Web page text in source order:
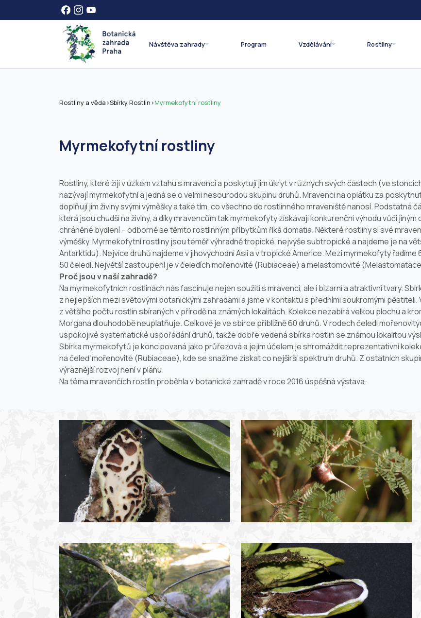
Návštěva zahrady Program Vzdělávání Rostliny
Rostliny a věda>Sbírky Rostlin>Myrmekofytní rostliny
Myrmekofytní rostliny
Rostliny, které žijí v úzkém vztahu s mravenci a poskytují jim úkryt v různých svých částech (ve
nazývají myrmekofytní a jedná se o velmi nesourodou skupinu druhů. Mravenci na oplátku za
doplňují jim živiny svými výměšky a také tím, co všechno do rostlinného mraveniště nanosí. Podstatná
která jsou chudší na živiny, a díky mravencům tak myrmekofyty získávají konkurenční výhodu vůči
chráněné bydlení – odborně se těmto rostlinným příbytkům říká domatia. Některé rostliny si své
výměšky. Myrmekofytní rostliny jsou téměř výhradně tropické, nejvýše subtropické a najdeme je na
Antarktidu). Nejvíce druhů najdeme v jihovýchodní Asii a v tropické Americe. Mezi myrmekofyty řadíme
50 čeledí. Největší zastoupení je v čeledích mořenovité (Rubiaceae) a melastomovité (
Proč jsou v naší zahradě?
Na myrmekofytních rostlinách nás fascinuje nejen soužití s mravenci, ale i bizarní a atraktivní tvary.
z nejlepších mezi světovými botanickými zahradami a jsme v kontaktu s předními soukromými
z většího počtu rostlin sbíraných v přírodě na známých lokalitách. Kolekce nezabírá velkou plochu a
Morgana dlouhodobě neuplatňuje. Celkově je ve sbírce přibližně 60 druhů. V rodech čeledi
uspokojivé systematické uspořádání druhů, takže dobře vedená sbírka rostlin se známou lokalitou
Sbírka myrmekofytů je koncipovaná jako průřezová a jejím účelem je shromáždit reprezentativní
na čeleď mořenovité (Rubiaceae), kde se snažíme získat co nejširší spektrum druhů. Z ostatních
výraznější rozvoj není v plánu.
Na téma mravenčích rostlin proběhla v botanické zahradě v roce 2016 úspěšná výstava.